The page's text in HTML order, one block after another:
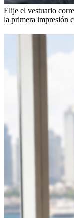
Elije el vestuario
la primera impresión